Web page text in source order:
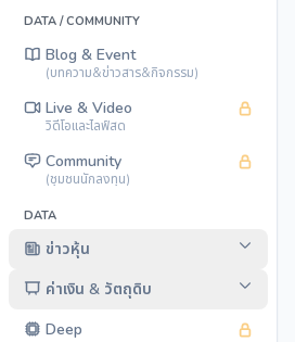
DATA / COMMUNITY
Blog & Event
(บทความ&ข่าวสาร&กิจกรรม)
Live & Video
วิดีโอและไลฟ์สด
Community
(ชุมชนนักลงทุน)
DATA
ข่าวหุ้น
ค่าเงิน & วัตถุดิบ
Deep